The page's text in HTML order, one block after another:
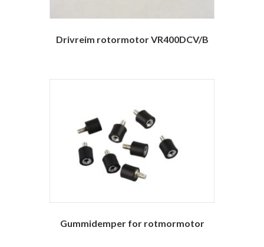
Drivreim rotormotor VR400DCV/B
Gummidemper for rotmormotor